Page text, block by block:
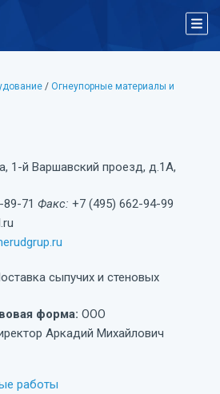
/ Огнеупорные материалы и
1-й Варшавский проезд, д.1А,
71 Факс: +7 (495) 662-94-99
сыпучих и стеновых
форма: ООО
Аркадий Михайлович
работы